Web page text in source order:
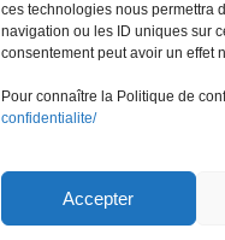
ces technologies nous permettra
navigation ou les ID uniques sur
consentement peut avoir un effet
Pour connaître la Politique de
confidentialite/
Accepter